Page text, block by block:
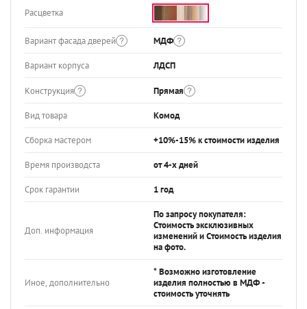
Расцветка
Вариант фасада дверей МДФ
Вариант корпуса ЛДСП
Конструкция Прямая
Вид товара Комод
Сборка мастером +10%-15% к стоимости изделия
Время производста от 4-х дней
Срок гарантии 1 год
Доп. информация
По запросу покупателя:
Стоимость эксклюзивных
изменений и Стоимость изделия
на фото.
Иное, дополнительно
* Возможно изготовление
изделия полностью в МДФ -
стоимость уточнять